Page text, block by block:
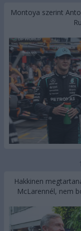
Montoya szerint
Hakkinen
McLarennél, nem